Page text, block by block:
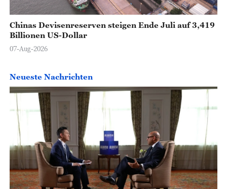
Chinas Devisenreserven steigen Ende Juli auf 3,419
Billionen US-Dollar
07-Aug-2026
Neueste Nachrichten